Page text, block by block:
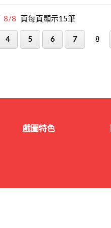
8/8 頁每頁顯示15筆
4 5 6 7 8
戲圖特色